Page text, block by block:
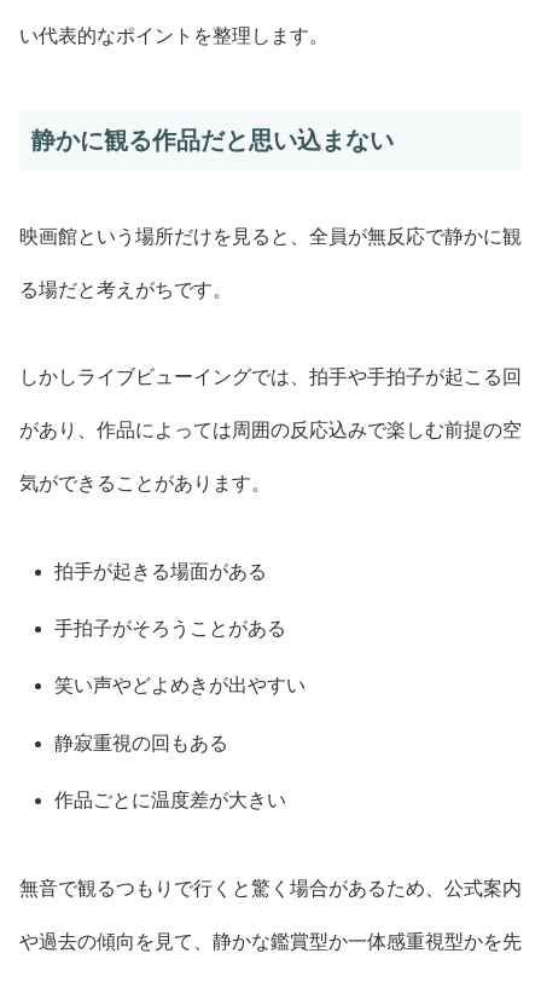
い代表的なポイントを整理します。
静かに観る作品だと思い込まない
映画館という場所だけを見ると、全員が無反応で静かに観
る場だと考えがちです。
しかしライブビューイングでは、拍手や手拍子が起こる回
があり、作品によっては周囲の反応込みで楽しむ前提の空
気ができることがあります。
拍手が起きる場面がある
手拍子がそろうことがある
笑い声やどよめきが出やすい
静寂重視の回もある
作品ごとに温度差が大きい
無音で観るつもりで行くと驚く場合があるため、公式案内
や過去の傾向を見て、静かな鑑賞型か一体感重視型かを先